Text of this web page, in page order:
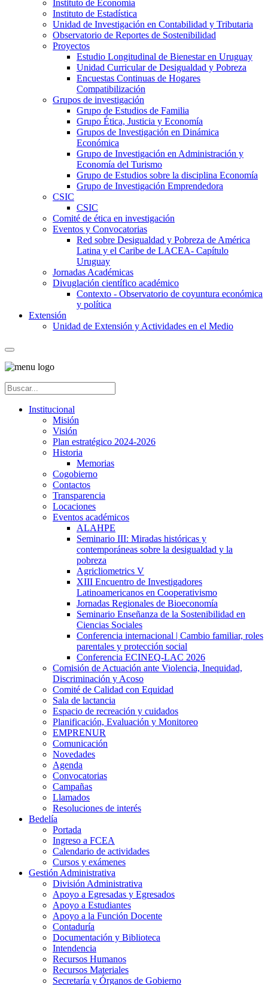
Instituto de Economía
Instituto de Estadística
Unidad de Investigación en Contabilidad y Tributaria
Observatorio de Reportes de Sostenibilidad
Proyectos
Estudio Longitudinal de Bienestar en Uruguay
Unidad Curricular de Desigualdad y Pobreza
Encuestas Continuas de Hogares
Compatibilización
Grupos de investigación
Grupo de Estudios de Familia
Grupo Ética, Justicia y Economía
Grupos de Investigación en Dinámica
Económica
Grupo de Investigación en Administración y
Economía del Turismo
Grupo de Estudios sobre la disciplina Economía
Grupo de Investigación Emprendedora
CSIC
CSIC
Comité de ética en investigación
Eventos y Convocatorias
Red sobre Desigualdad y Pobreza de América
Latina y el Caribe de LACEA- Capítulo
Uruguay
Jornadas Académicas
Divuglación científico académico
Contexto - Observatorio de coyuntura económica
y política
Extensión
Unidad de Extensión y Actividades en el Medio
Institucional
Misión
Visión
Plan estratégico 2024-2026
Historia
Memorias
Cogobierno
Contactos
Transparencia
Locaciones
Eventos académicos
ALAHPE
Seminario III: Miradas históricas y
contemporáneas sobre la desigualdad y la
pobreza
Agricliometrics V
XIII Encuentro de Investigadores
Latinoamericanos en Cooperativismo
Jornadas Regionales de Bioeconomía
Seminario Enseñanza de la Sostenibilidad en
Ciencias Sociales
Conferencia internacional | Cambio familiar, roles
parentales y protección social
Conferencia ECINEQ-LAC 2026
Comisión de Actuación ante Violencia, Inequidad,
Discriminación y Acoso
Comité de Calidad con Equidad
Sala de lactancia
Espacio de recreación y cuidados
Planificación, Evaluación y Monitoreo
EMPRENUR
Comunicación
Novedades
Agenda
Convocatorias
Campañas
Llamados
Resoluciones de interés
Bedelía
Portada
Ingreso a FCEA
Calendario de actividades
Cursos y exámenes
Gestión Administrativa
División Administrativa
Apoyo a Egresadas y Egresados
Apoyo a Estudiantes
Apoyo a la Función Docente
Contaduría
Documentación y Biblioteca
Intendencia
Recursos Humanos
Recursos Materiales
Secretaría y Órganos de Gobierno